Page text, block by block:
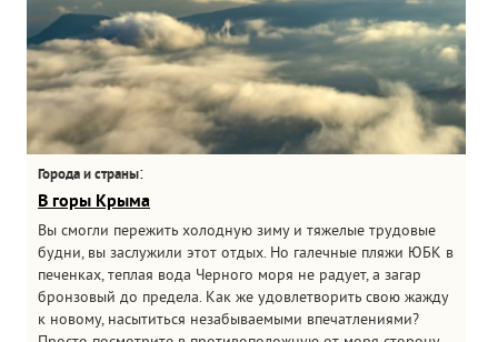
Города и страны:
В горы Крыма
Вы смогли пережить холодную зиму и тяжелые трудовые
будни, вы заслужили этот отдых. Но галечные пляжи ЮБК в
печенках, теплая вода Черного моря не радует, а загар
бронзовый до предела. Как же удовлетворить свою жажду
к новому, насытиться незабываемыми впечатлениями?